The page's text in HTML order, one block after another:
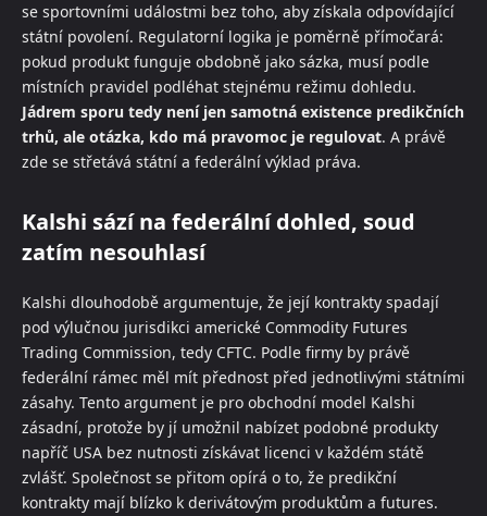
se sportovními událostmi bez toho, aby získala odpovídající
státní povolení. Regulatorní logika je poměrně přímočará:
pokud produkt funguje obdobně jako sázka, musí podle
místních pravidel podléhat stejnému režimu dohledu.
Jádrem sporu tedy není jen samotná existence predikčních
trhů, ale otázka, kdo má pravomoc je regulovat. A právě
zde se střetává státní a federální výklad práva.
Kalshi sází na federální dohled, soud
zatím nesouhlasí
Kalshi dlouhodobě argumentuje, že její kontrakty spadají
pod výlučnou jurisdikci americké Commodity Futures
Trading Commission, tedy CFTC. Podle firmy by právě
federální rámec měl mít přednost před jednotlivými státními
zásahy. Tento argument je pro obchodní model Kalshi
zásadní, protože by jí umožnil nabízet podobné produkty
napříč USA bez nutnosti získávat licenci v každém státě
zvlášť. Společnost se přitom opírá o to, že predikční
kontrakty mají blízko k derivátovým produktům a futures.